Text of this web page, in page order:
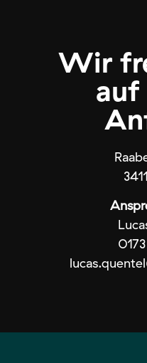
Wir
auf